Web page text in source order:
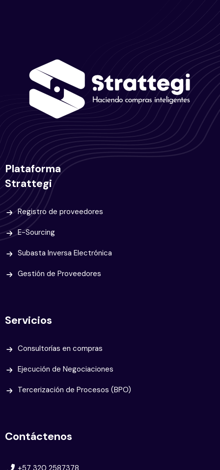
Plataforma
Strattegi
Registro de proveedores
E-Sourcing
Subasta Inversa Electrónica
Gestión de Proveedores
Servicios
Consultorías en compras
Ejecución de Negociaciones
Tercerización de Procesos (BPO)
Contáctenos
+57 320 2587378